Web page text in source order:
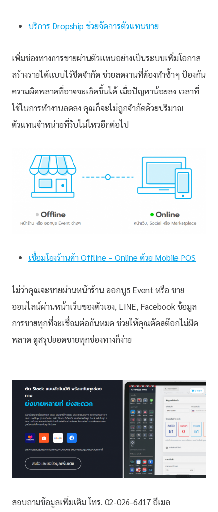
บริการ Dropship ช่วยจัดการตัวแทนขาย
เพิ่มช่องทางการขายผ่านตัวแทนอย่างเป็นระบบเพิ่มโอกาส
สร้างรายได้แบบไร้ขีดจำกัด ช่วยลดงานที่ต้องทำซ้ำๆ ป้องกัน
ความผิดพลาดที่อาจจะเกิดขึ้นได้ เมื่อปัญหาน้อยลง เวลาที่
ใช้ในการทำงานลดลง คุณก็จะไม่ถูกจำกัดด้วยปริมาณ
ตัวแทนจำหน่ายที่รับไม่ไหวอีกต่อไป
เชื่อมโยงร้านค้า Offline – Online ด้วย Mobile POS
ไม่ว่าคุณจะขายผ่านหน้าร้าน ออกบูธ Event หรือ ขาย
ออนไลน์ผ่านหน้าเว็บของตัวเอง, LINE, Facebook ข้อมูล
การขายทุกที่จะเชื่อมต่อกันหมด ช่วยให้คุณตัดสต๊อกไม่ผิด
พลาด ดูสรุปยอดขายทุกช่องทางก็ง่าย
สอบถามข้อมูลเพิ่มเติม โทร. 02-026-6417 อีเมล